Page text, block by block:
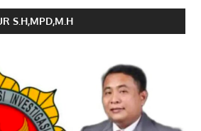
S.H,MPD,M.H